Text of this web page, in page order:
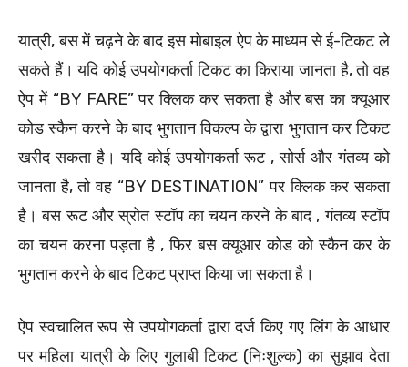
यात्री, बस में चढ़ने के बाद इस मोबाइल ऐप के माध्यम से ई-टिकट ले
सकते हैं। यदि कोई उपयोगकर्ता टिकट का किराया जानता है, तो वह
ऐप में “BY FARE” पर क्लिक कर सकता है और बस का क्यूआर
कोड स्कैन करने के बाद भुगतान विकल्प के द्वारा भुगतान कर टिकट
खरीद सकता है। यदि कोई उपयोगकर्ता रूट , सोर्स और गंतव्य को
जानता है, तो वह “BY DESTINATION” पर क्लिक कर सकता
है। बस रूट और स्रोत स्टॉप का चयन करने के बाद , गंतव्य स्टॉप
का चयन करना पड़ता है , फिर बस क्यूआर कोड को स्कैन कर के
भुगतान करने के बाद टिकट प्राप्त किया जा सकता है।
ऐप स्वचालित रूप से उपयोगकर्ता द्वारा दर्ज किए गए लिंग के आधार
पर महिला यात्री के लिए गुलाबी टिकट (निःशुल्क) का सुझाव देता